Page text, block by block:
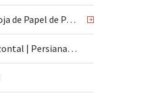
Paper Land | Loja de Papel de Parede | São Paulo +
Persiana Horizontal | Persiana Vertical